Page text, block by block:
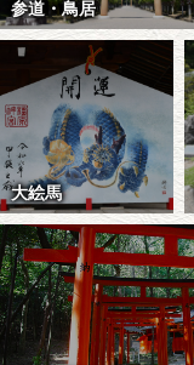
参道・鳥居
大絵馬